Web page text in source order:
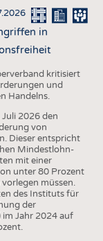
in
kritisiert
und
Handelns.
2026 den
von
Dieser entspricht
Mindestlohn-
mit einer
unter 80 Prozent
müssen.
des Instituts für
der
Jahr 2024 auf